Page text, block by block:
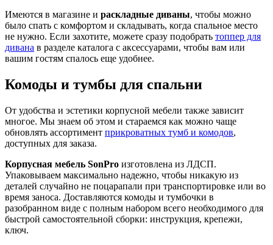
Имеются в магазине и раскладные диваны, чтобы можно
было спать с комфортом и складывать, когда спальное место
не нужно. Если захотите, можете сразу подобрать топпер для
дивана в разделе каталога с аксессуарами, чтобы вам или
вашим гостям спалось еще удобнее.
Комоды и тумбы для спальни
От удобства и эстетики корпусной мебели также зависит
многое. Мы знаем об этом и стараемся как можно чаще
обновлять ассортимент прикроватных тумб и комодов,
доступных для заказа.
Корпусная мебель SonPro изготовлена из ЛДСП.
Упаковываем максимально надежно, чтобы никакую из
деталей случайно не поцарапали при транспортировке или во
время заноса. Доставляются комоды и тумбочки в
разобранном виде с полным набором всего необходимого для
быстрой самостоятельной сборки: инструкция, крепежи,
ключ.